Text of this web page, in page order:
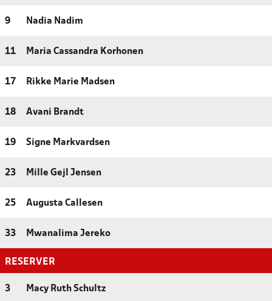
9 Nadia Nadim
11 Maria Cassandra Korhonen
17 Rikke Marie Madsen
18 Avani Brandt
19 Signe Markvardsen
23 Mille Gejl Jensen
25 Augusta Callesen
33 Mwanalima Jereko
RESERVER
3 Macy Ruth Schultz